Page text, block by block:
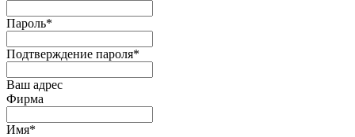
Пароль*
Подтверждение пароля*
Ваш адрес
Фирма
Имя*